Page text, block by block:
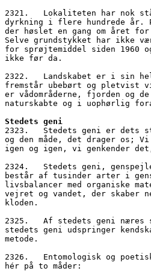
2321.   Lokaliteten har nok
dyrkning i flere hundrede år.
der høslet en gang om året
Selve grundstykket har ikke
for sprøjtemiddel siden 1960
ikke før da.
2322.   Landskabet er i sin
fremstår ubebørt og pletvist
er vådområderne, fjorden og
naturskabte og i uophørlig
Stedets geni
2323.   Stedets geni er dets
og den måde, det drager os;
igen og igen, vi genkender
2324.   Stedets geni,
består af tusinder arter i
livsbalancer med organiske
vejret og vandet, der skaber
kloden.
2325.   Af stedets geni
stedets geni udspringer
metode.
2326.   Entomologisk og
hér på to måder: